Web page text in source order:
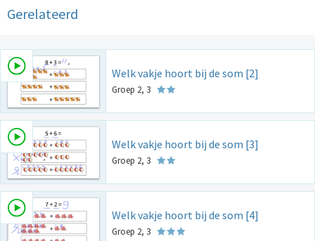
Gerelateerd
Welk vakje hoort bij de som [2]
Groep 2, 3
Welk vakje hoort bij de som [3]
Groep 2, 3
Welk vakje hoort bij de som [4]
Groep 2, 3